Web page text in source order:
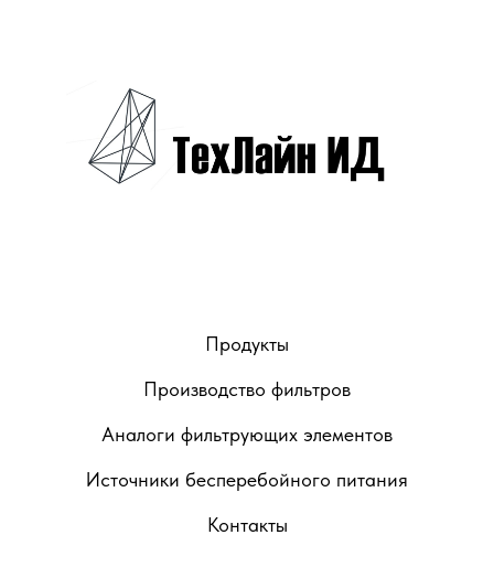
Продукты
Производство фильтров
Аналоги фильтрующих элементов
Источники бесперебойного питания
Контакты